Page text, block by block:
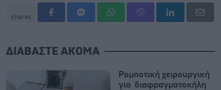
shares
ΔΙΑΒΑΣΤΕ ΑΚΟΜΑ
Ρομποτική χειρουργική
για διαφραγματοκήλη